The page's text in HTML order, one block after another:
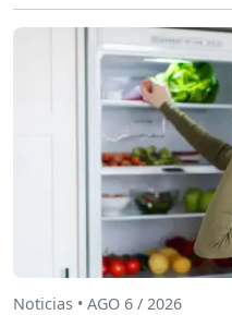
Noticias • AGO 6 / 2026